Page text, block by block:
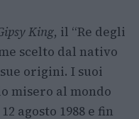
King, il “Re degli
scelto dal nativo
origini. I suoi
misero al mondo
agosto 1988 e fin